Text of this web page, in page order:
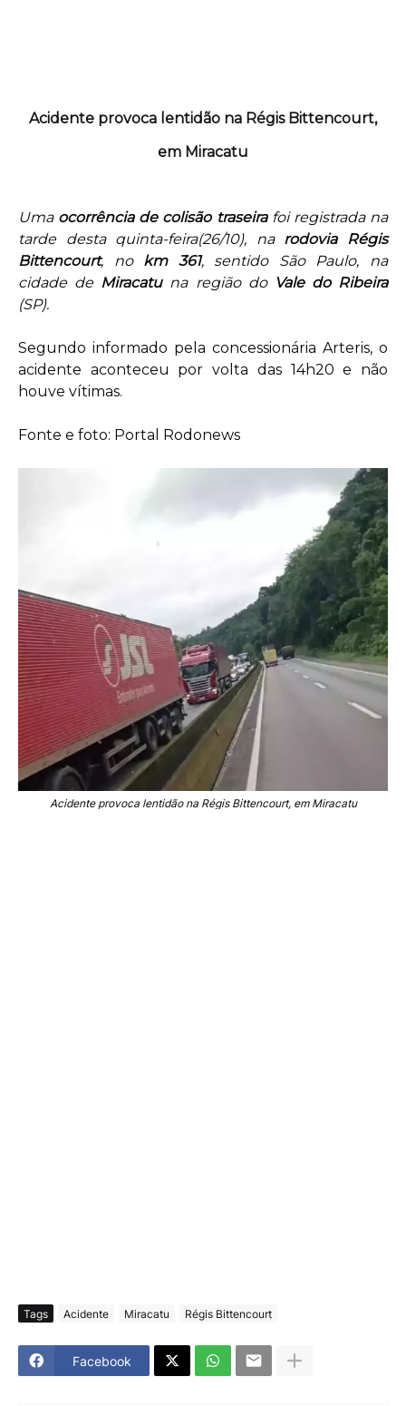
Acidente provoca lentidão na Régis Bittencourt,
em Miracatu
Uma ocorrência de colisão traseirafoi registrada na
tarde desta quinta-feira(26/10), na rodovia Régis
Bittencourt, no km 361, sentido São Paulo, na
cidade de Miracatu na região doVale do Ribeira
(SP).
Segundo informado pela concessionária Arteris, o
acidente aconteceu por volta das 14h20 e não
houve vítimas.
Fonte e foto: Portal Rodonews
Acidente provoca lentidão na Régis Bittencourt, em Miracatu
Tags Acidente Miracatu Régis Bittencourt
Facebook